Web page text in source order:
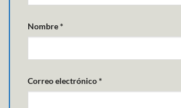
Nombre*
Correo electrónico*